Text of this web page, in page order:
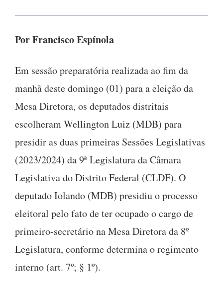
Por Francisco Espínola
Em sessão preparatória realizada ao fim da
manhã deste domingo (01) para a eleição da
Mesa Diretora, os deputados distritais
escolheram Wellington Luiz (MDB) para
presidir as duas primeiras Sessões Legislativas
(2023/2024) da 9ª Legislatura da Câmara
Legislativa do Distrito Federal (CLDF). O
deputado Iolando (MDB) presidiu o processo
eleitoral pelo fato de ter ocupado o cargo de
primeiro-secretário na Mesa Diretora da 8º
Legislatura, conforme determina o regimento
interno (art. 7º; § 1º).